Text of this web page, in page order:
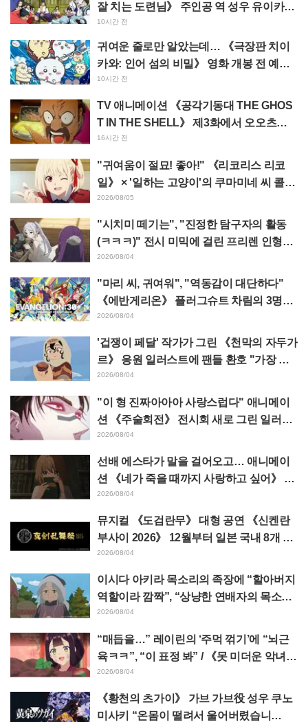
잘 치는 도련님》 주인공 역 성우 유이카와
아사키의 제13화 ED 일러스트에 찬사 속
출
10시간 전
귀여운 줄로만 알았는데… 《극장판 치이
카와: 인어 섬의 비밀》 영화 개봉 전 예습
영상이 "생각 이상으로 가혹하다", "노동
얘기뿐이다"라며 갭에 놀라는 목소리
10시간 전
TV 애니메이션 《공각기동대 THE GHOS
T IN THE SHELL》 제3화에서 오오츠카
아키오가 연기하는 마레스 대령 등장! 캐스
트 코멘트 & 엔드 카드 공개
16시간 전
"귀여움이 절묘! 좋아!" 《리코리스 리코
일》 × '일하는 고양이'의 쿠마미네 씨 콜라
보 발표에 "좋아!" 반응 잇따라
2026/08/05
"시치미 떼기는", "진정한 탐구자의 활동
(ㅋㅋㅋ)" 전시 미믹에 걸린 프리렌 인형에
태클 쇄도 《장송의 프리렌》
2026/08/04
"마리 씨, 귀여워", "역동감이 대단하다"
《에반게리온》 플러그슈트 차림의 3명을
그린 마츠바라 히데노리 씨의 아름다운 드
로잉 공개에 화제
2026/08/04
'겁쟁이 페달' 작가가 그린 《천막의 자두가
르》 응원 일러스트에 팬들 환호 "가장 평
소 그림체가 다른 사람이 그리면 이렇게 된
2026/08/04
"이 형 진짜아아아 사랑스럽다" 애니메이
션 《주술회전》 전시회 새로 그린 일러스
트에서 이타도리 유지에게 다가가는 초소
에 팬들 환호
2026/08/04
선배 에스타가 말을 걸어오고… 애니메이
션 《네가 죽을 때까지 사랑하고 싶어》 제
5화 줄거리·장면 컷·WEB 예고·에피소드
포스터 공개
2026/08/04
뮤지컬 《도검란무》 대형 공연 《신켄란
부사이 2026》 12월부터 일본 국내 8개 도
시에서 개최 결정! 총 44도검남사가 집결
2026/08/04
이시다 아키라 목소리의 족장에 “할아버지
역할이라 깜짝”, “상냥한 연배자의 목소리
도 좋네” 애니메이션 《천막의 자두가르》
2026/08/04
“매듭을…” 레이린의 ‘주먹 꺾기’에 “뇌근
육ㅋㅋ”, “이 표정 봐” / 《못 미더운 악녀입
니다만》 4화
2026/08/04
《황천의 츠가이》 가브 가브役 성우 쿠노
미사키 “온몸이 떨려서 울어버렸습니